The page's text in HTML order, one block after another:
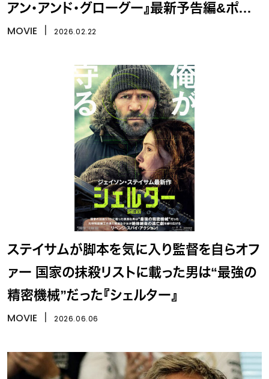
アン・アンド・グローグー』最新予告編&ポス
ター解禁
MOVIE 2026.02.22
ステイサムが脚本を気に入り監督を自らオフ
ァー 国家の抹殺リストに載った男は“最強の
精密機械”だった『シェルター』
MOVIE 2026.06.06